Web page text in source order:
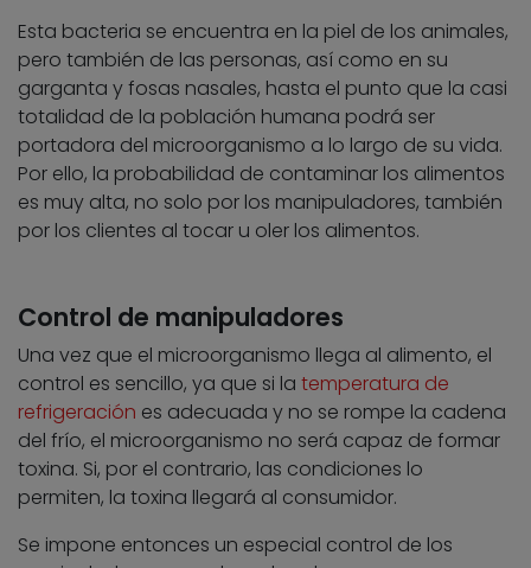
Esta bacteria se encuentra en la piel de los animales,
pero también de las personas, así como en su
garganta y fosas nasales, hasta el punto que la casi
totalidad de la población humana podrá ser
portadora del microorganismo a lo largo de su vida.
Por ello, la probabilidad de contaminar los alimentos
es muy alta, no solo por los manipuladores, también
por los clientes al tocar u oler los alimentos.
Control de manipuladores
Una vez que el microorganismo llega al alimento, el
control es sencillo, ya que si la temperatura de
refrigeración es adecuada y no se rompe la cadena
del frío, el microorganismo no será capaz de formar
toxina. Si, por el contrario, las condiciones lo
permiten, la toxina llegará al consumidor.
Se impone entonces un especial control de los